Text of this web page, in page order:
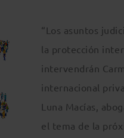
“Los asuntos
la protección
intervendrán
internacional
Luna Macías,
el tema de la